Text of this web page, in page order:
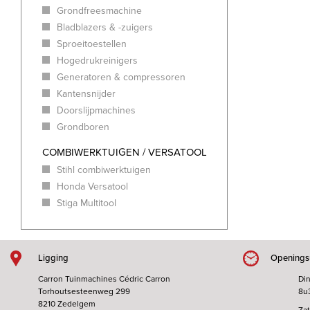
Grondfreesmachine
Bladblazers & -zuigers
Sproeitoestellen
Hogedrukreinigers
Generatoren & compressoren
Kantensnijder
Doorslijpmachines
Grondboren
COMBIWERKTUIGEN / VERSATOOL
Stihl combiwerktuigen
Honda Versatool
Stiga Multitool
Ligging
Carron Tuinmachines Cédric Carron
Torhoutsesteenweg 299
8210 Zedelgem